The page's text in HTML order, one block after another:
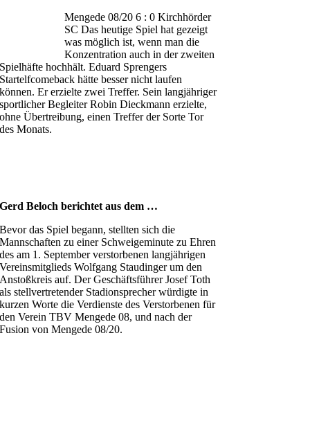
Mengede 08/20 6 : 0 Kirchhörder
SC Das heutige Spiel hat gezeigt
was möglich ist, wenn man die
Konzentration auch in der zweiten
Spielhäfte hochhält. Eduard Sprengers
Startelfcomeback hätte besser nicht laufen
können. Er erzielte zwei Treffer. Sein langjähriger
sportlicher Begleiter Robin Dieckmann erzielte,
ohne Übertreibung, einen Treffer der Sorte Tor
des Monats.
Gerd Beloch berichtet aus dem …
Bevor das Spiel begann, stellten sich die
Mannschaften zu einer Schweigeminute zu Ehren
des am 1. September verstorbenen langjährigen
Vereinsmitglieds Wolfgang Staudinger um den
Anstoßkreis auf. Der Geschäftsführer Josef Toth
als stellvertretender Stadionsprecher würdigte in
kurzen Worte die Verdienste des Verstorbenen für
den Verein TBV Mengede 08, und nach der
Fusion von Mengede 08/20.